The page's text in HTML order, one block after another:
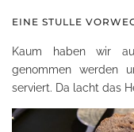
EINE STULLE
Kaum haben wir
genommen werden
serviert. Da lacht das